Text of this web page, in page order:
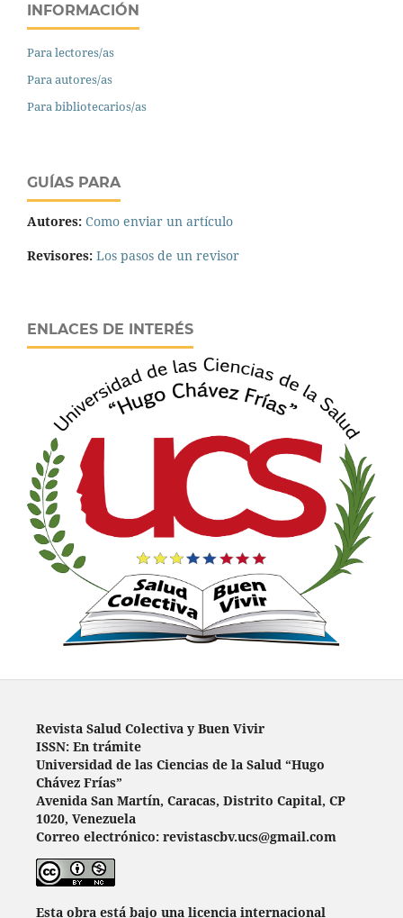
INFORMACIÓN
Para lectores/as
Para autores/as
Para bibliotecarios/as
GUÍAS PARA
Autores: Como enviar un artículo
Revisores: Los pasos de un revisor
ENLACES DE INTERÉS
Revista Salud Colectiva y Buen Vivir
ISSN: En trámite
Universidad de las Ciencias de la Salud “Hugo
Chávez Frías”
Avenida San Martín, Caracas, Distrito Capital, CP
1020, Venezuela
Correo electrónico: revistascbv.ucs@gmail.com
Esta obra está bajo una licencia internacional